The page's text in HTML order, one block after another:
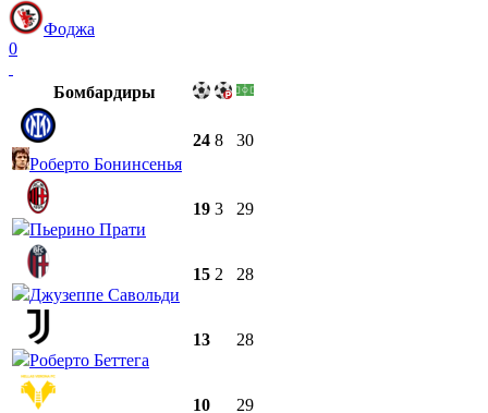
Фоджа
0
Бомбардиры
Роберто Бонинсенья
24 8 30
Пьерино Прати
19 3 29
Джузеппе Савольди
15 2 28
Роберто Беттега
13 28
10 29